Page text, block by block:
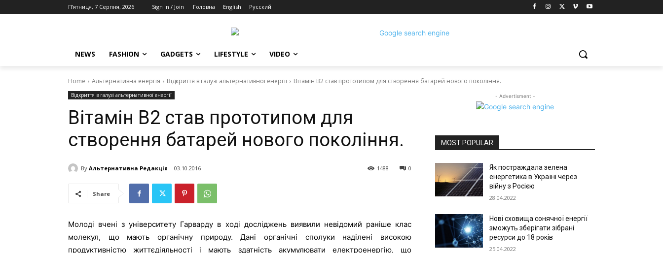
П’ятниця, 7 Серпня, 2026 Sign in / Join Головна English Русский
NEWS FASHION GADGETS LIFESTYLE VIDEO
Home Альтернативна енергія Відкриття в галузі альтернативної енергії Вітамін В2 став прототипом для створення батарей нового покоління.
Відкриття в галузі альтернативної енергії
Вітамін В2 став прототипом для
створення батарей нового покоління.
By Альтернативна Редакція 03.10.2016 0
1488
Share
Молоді вчені з університету Гарварду в ході досліджень виявили невідомий раніше клас
молекул, що мають органічну природу. Дані органічні сполуки наділені високою
продуктивністю життєдіяльності і мають здатність акумулювати електроенергію, що
- Advertisment -
MOST POPULAR
Як постраждала зелена
енергетика в Україні через
війну з Росією
28.04.2022
Нові сховища сонячної енергії
зможуть зберігати зібрані
ресурси до 18 років
25.04.2022